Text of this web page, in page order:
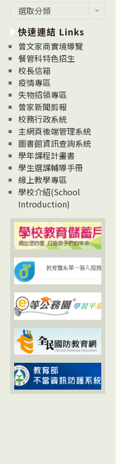
消
息
News
選取分類
快速連結 Links
曾文家商實境導覽
餐管科特色招生
校長信箱
疫情專區
失物招領專區
曾家新聞剪報
校務行政系統
主網頁後端管理系統
圖書館資訊查詢系統
學年課程計畫書
學生選課輔導手冊
線上教學專區
學校介紹(School
Introduction)